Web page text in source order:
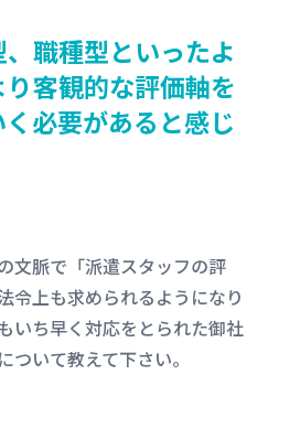
職種型といったよ
り客観的な評価軸を
必要があると感じ
文脈で「派遣スタッフの評
令上も求められるようになり
いち早く対応をとられた御社
ついて教えて下さい。